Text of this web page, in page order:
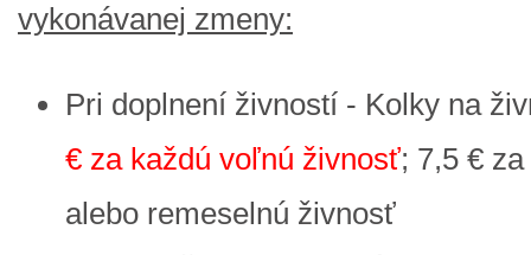
vykonávanej zmeny:
Pri doplnení živností - Kolky na
€ za každú voľnú živnosť; 7,5 €
alebo remeselnú živnosť